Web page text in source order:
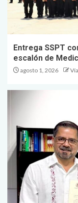
Entrega SSPT
escalón de
agosto 1, 2026